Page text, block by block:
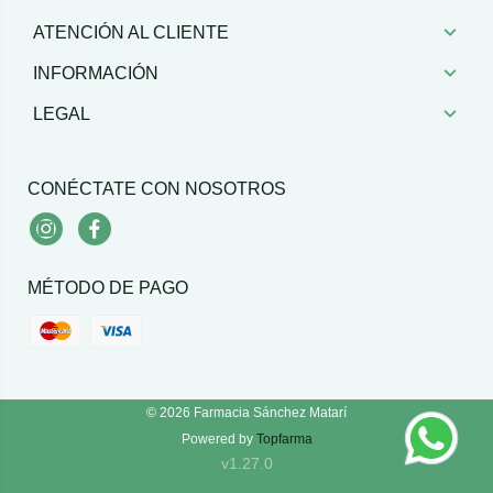
ATENCIÓN AL CLIENTE
INFORMACIÓN
LEGAL
CONÉCTATE CON NOSOTROS
InstagramFacebook
MÉTODO DE PAGO
© 2026 Farmacia Sánchez Matarí
Powered by Topfarma
v1.27.0